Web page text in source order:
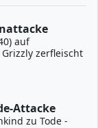
auf
zerfleischt
Attacke
zu Tode -